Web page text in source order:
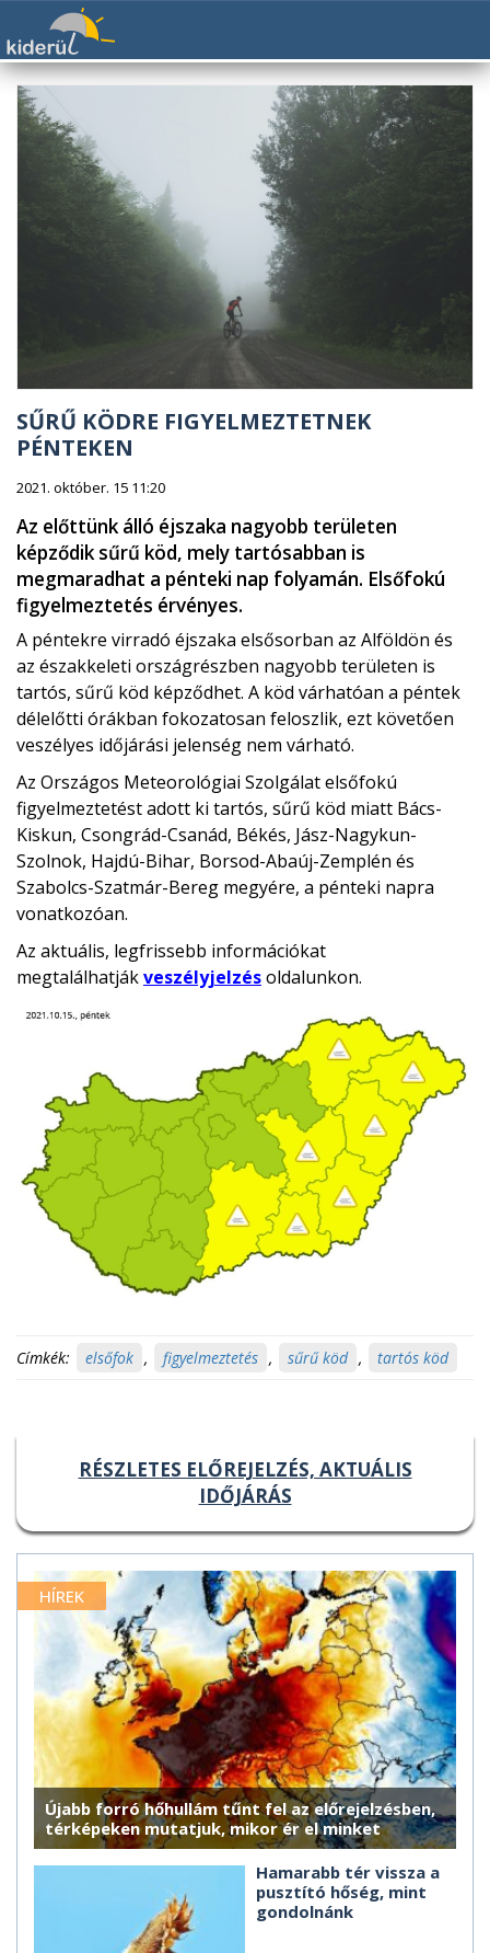
SŰRŰ KÖDRE FIGYELMEZTETNEK
PÉNTEKEN
2021. október. 15 11:20
Az előttünk álló éjszaka nagyobb területen
képződik sűrű köd, mely tartósabban is
megmaradhat a pénteki nap folyamán. Elsőfokú
figyelmeztetés érvényes.
A péntekre virradó éjszaka elsősorban az Alföldön és
az északkeleti országrészben nagyobb területen is
tartós, sűrű köd képződhet. A köd várhatóan a péntek
délelőtti órákban fokozatosan feloszlik, ezt követően
veszélyes időjárási jelenség nem várható.
Az Országos Meteorológiai Szolgálat elsőfokú
figyelmeztetést adott ki tartós, sűrű köd miatt Bács-
Kiskun, Csongrád-Csanád, Békés, Jász-Nagykun-
Szolnok, Hajdú-Bihar, Borsod-Abaúj-Zemplén és
Szabolcs-Szatmár-Bereg megyére, a pénteki napra
vonatkozóan.
Az aktuális, legfrissebb információkat
megtalálhatjákveszélyjelzésoldalunkon.
Címkék: elsőfok , figyelmeztetés , sűrű köd , tartós köd
RÉSZLETES ELŐREJELZÉS, AKTUÁLIS
IDŐJÁRÁS
HÍREK
Újabb forró hőhullám tűnt fel az előrejelzésben,
térképeken mutatjuk, mikor ér el minket
Hamarabb tér vissza a
pusztító hőség, mint
gondolnánk